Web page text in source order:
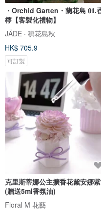
・Orchid Garten・蘭花島 𝟎𝟏.香
檸【客製化禮物】
JÄDE · 穥花島秋
HK$ 705.9
可訂製
克里斯蒂娜公主擴香花黛安娜紫
(贈送5ml香氛油)
Floral M 花藝